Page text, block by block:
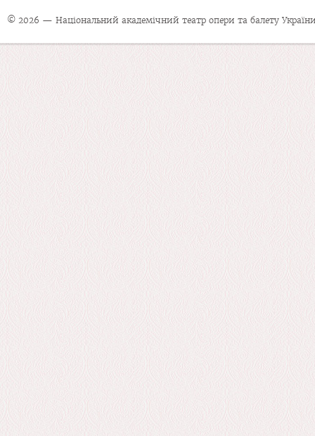
© 2026 — Національний академічний театр опери та балету